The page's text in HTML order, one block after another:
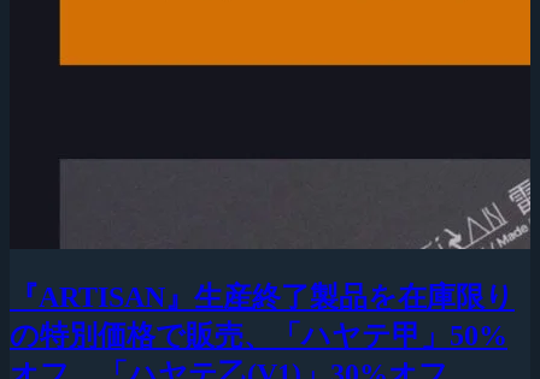
『ARTISAN』生産終了製品を在庫限り
の特別価格で販売、「ハヤテ甲」50%